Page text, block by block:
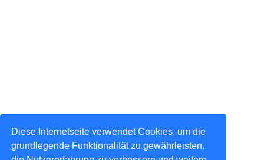
Diese Internetseite verwendet Cookies, um die
grundlegende Funktionalität zu gewährleisten,